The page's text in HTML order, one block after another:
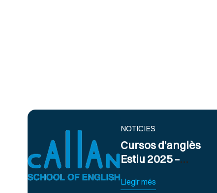
NOTICIES
Cursos d’anglès
Estiu 2025 –
d’inscripció
Llegir més